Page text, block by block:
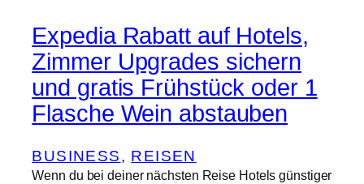
Expedia Rabatt auf Hotels,
Zimmer Upgrades sichern
und gratis Frühstück oder 1
Flasche Wein abstauben
BUSINESS, REISEN
Wenn du bei deiner nächsten Reise Hotels günstiger